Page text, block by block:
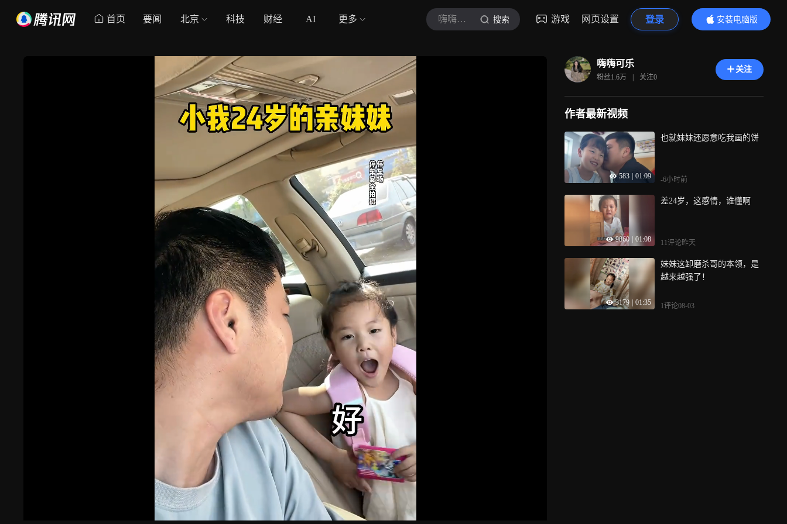
首页 要闻 北京 科技 财经 AI 更多 嗨嗨可乐 搜索 游戏 网页设置 登录
安装电脑版
内容更精彩
嗨嗨可乐
粉丝1.6万 | 关注0
关注
作者最新视频
583 01:09
也就妹妹还愿意吃我画的饼
-6小时前
9860 01:08
差24岁，这感情，谁懂啊
11评论昨天
3179 01:35
妹妹这卸磨杀哥的本领，是
越来越强了！
1评论08-03